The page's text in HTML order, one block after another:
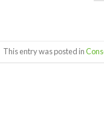
This entry was posted in